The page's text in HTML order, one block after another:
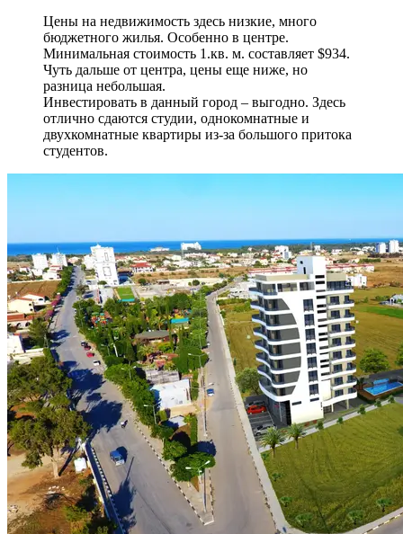
Цены на недвижимость здесь низкие, много
бюджетного жилья. Особенно в центре.
Минимальная стоимость 1.кв. м. составляет $934.
Чуть дальше от центра, цены еще ниже, но
разница небольшая.
Инвестировать в данный город – выгодно. Здесь
отлично сдаются студии, однокомнатные и
двухкомнатные квартиры из-за большого притока
студентов.